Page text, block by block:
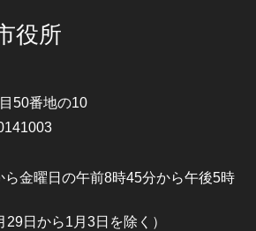
役所
50番地の10
ら金曜日の午前8時45分から午後5時
29日から1月3日を除く）